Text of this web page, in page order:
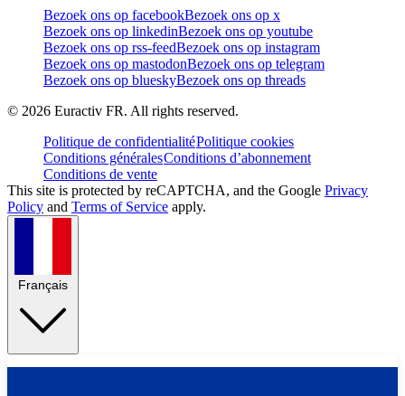
Bezoek ons op facebookBezoek ons op x
Bezoek ons op linkedinBezoek ons op youtube
Bezoek ons op rss-feedBezoek ons op instagram
Bezoek ons op mastodonBezoek ons op telegram
Bezoek ons op blueskyBezoek ons op threads
© 2026 Euractiv FR. All rights reserved.
Politique de confidentialitéPolitique cookies
Conditions généralesConditions d’abonnement
Conditions de vente
This site is protected by reCAPTCHA, and the Google Privacy
Policy and Terms of Service apply.
Français